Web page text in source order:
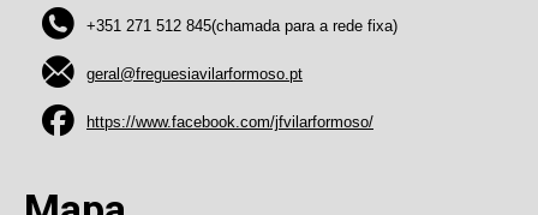
+351 271 512 845(chamada para a rede fixa)
geral@freguesiavilarformoso.pt
https://www.facebook.com/jfvilarformoso/